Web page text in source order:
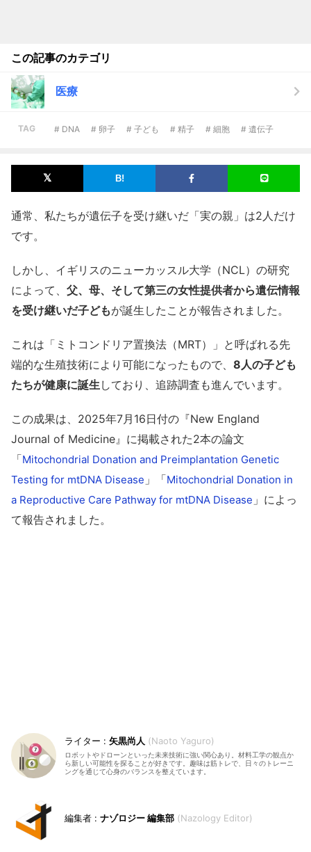
この記事のカテゴリ
医療
TAG # DNA # 卵子 # 子ども # 精子 # 細胞 # 遺伝子
通常、私たちが遺伝子を受け継いだ「実の親」は2人だけ
です。
しかし、イギリスのニューカッスル大学（NCL）の研究
によって、 父、母、そして第三の女性提供者から遺伝情報
を受け継いだ子どもが誕生したことが報告されました。
これは「ミトコンドリア置換法（MRT）」と呼ばれる先
端的な生殖技術により可能になったもので、 8人の子ども
たちが健康に誕生 しており、追跡調査も進んでいます。
この成果は、2025年7月16日付の『New England
Journal of Medicine』に掲載された2本の論文
「Mitochondrial Donation and Preimplantation Genetic
Testing for mtDNA Disease 」「Mitochondrial Donation in
a Reproductive Care Pathway for mtDNA Disease 」によっ
て報告されました。
矢黒尚人 Naoto Yaguro
ロボットやドローンといった未来技術に強い関心あり。材料工学の観点か
ら新しい可能性を探ることが好きです。趣味は筋トレで、日々のトレーニ
ングを通じて心身のバランスを整えています。
ナゾロジー 編集部 Nazology Editor